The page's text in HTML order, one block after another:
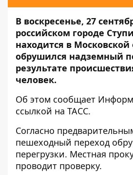
В воскресенье, 27
российском городе
находится в Московской
обрушился надземный
результате
человек.
Об этом сообщает
ссылкой на ТАСС.
Согласно
пешеходный переход
перегрузки. Местная
проводит проверку.